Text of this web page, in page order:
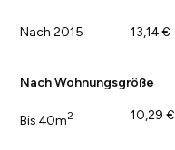
Nach 2015 13,14 €
Nach Wohnungsgröße
Bis 40m2 10,29 €